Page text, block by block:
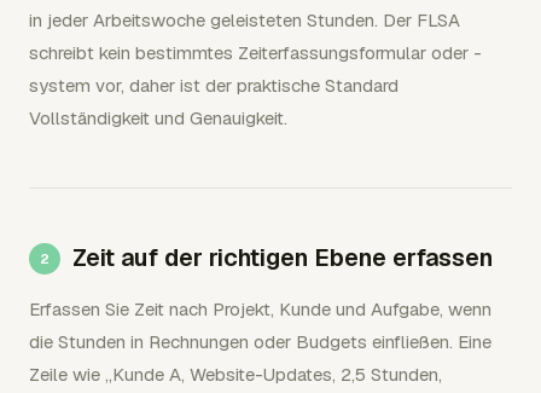
in jeder Arbeitswoche geleisteten Stunden. Der FLSA
schreibt kein bestimmtes Zeiterfassungsformular oder -
system vor, daher ist der praktische Standard
Vollständigkeit und Genauigkeit.
Zeit auf der richtigen Ebene erfassen
Erfassen Sie Zeit nach Projekt, Kunde und Aufgabe, wenn
die Stunden in Rechnungen oder Budgets einfließen. Eine
Zeile wie „Kunde A, Website-Updates, 2,5 Stunden,